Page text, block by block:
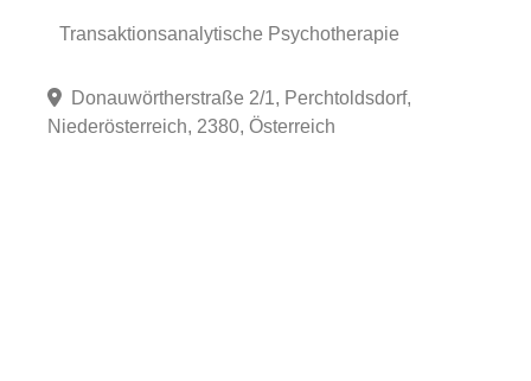
Transaktionsanalytische Psychotherapie
Donauwörtherstraße 2/1, Perchtoldsdorf,
Niederösterreich, 2380, Österreich